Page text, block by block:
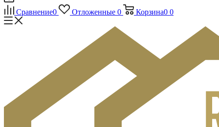
Сравнение0 Отложенные 0 Корзина0 0